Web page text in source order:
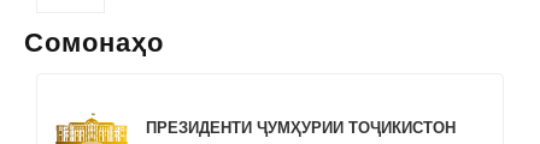
Сомонаҳо
ПРЕЗИДЕНТИ ҶУМҲУРИИ ТОҶИКИСТОН